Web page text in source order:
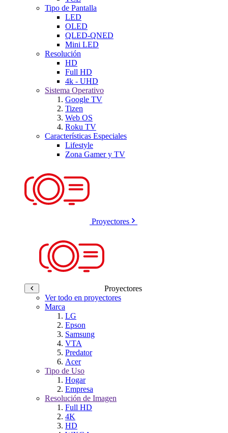
Tipo de Pantalla
LED
OLED
QLED-QNED
Mini LED
Resolución
HD
Full HD
4k - UHD
Sistema Operativo
Google TV
Tizen
Web OS
Roku TV
Características Especiales
Lifestyle
Zona Gamer y TV
Proyectores
Proyectores
Ver todo en proyectores
Marca
LG
Epson
Samsung
VTA
Predator
Acer
Tipo de Uso
Hogar
Empresa
Resolución de Imagen
Full HD
4K
HD